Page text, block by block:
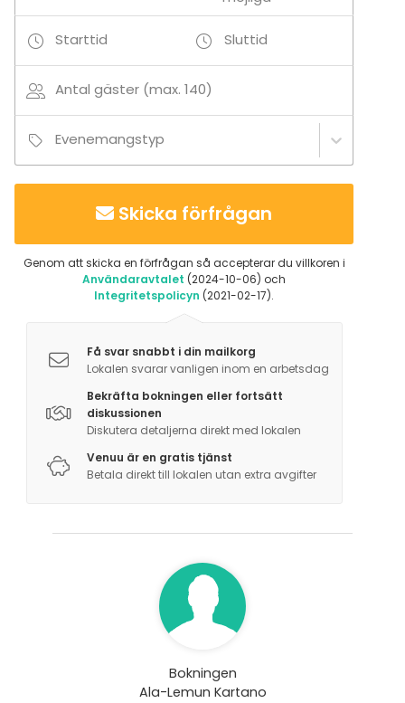
Terrass / Gårdsplan
Utomhus
Starttid Sluttid
Antal gäster (max. 140)
Evenemangstyp
Skicka förfrågan
Genom att skicka en förfrågan så accepterar du villkoren i
Användaravtalet (2024-10-06) och
Integritetspolicyn (2021-02-17).
Få svar snabbt i din mailkorg
Lokalen svarar vanligen inom en arbetsdag
Bekräfta bokningen eller fortsätt
diskussionen
Diskutera detaljerna direkt med lokalen
Venuu är en gratis tjänst
Betala direkt till lokalen utan extra avgifter
Bokningen
Ala-Lemun Kartano